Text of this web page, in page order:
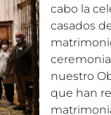
cabo la
casados
nuestro
que han